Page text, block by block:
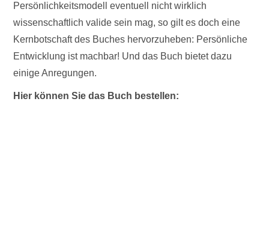
Persönlichkeitsmodell eventuell nicht wirklich
wissenschaftlich valide sein mag, so gilt es doch eine
Kernbotschaft des Buches hervorzuheben: Persönliche
Entwicklung ist machbar! Und das Buch bietet dazu
einige Anregungen.
Hier können Sie das Buch bestellen: